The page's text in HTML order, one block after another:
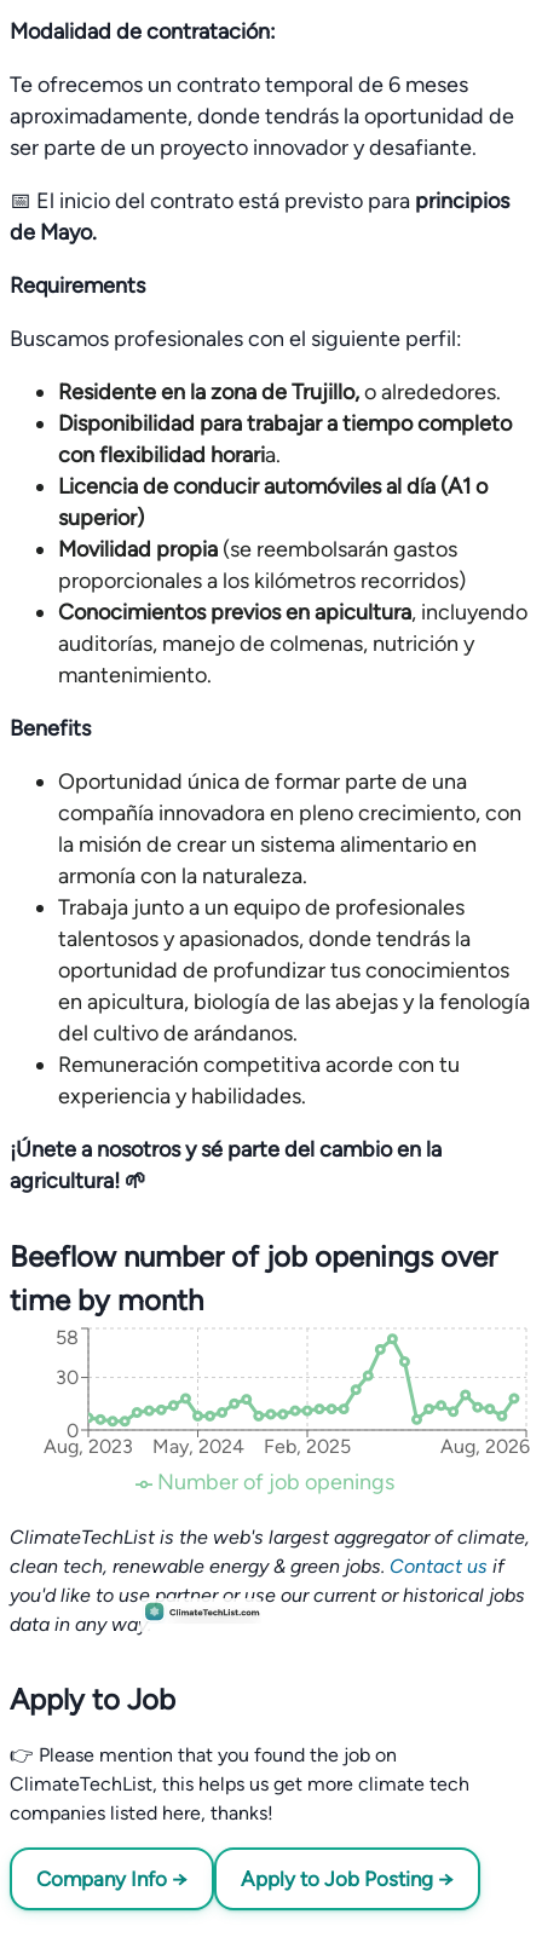
Modalidad de contratación:
Te ofrecemos un contrato temporal de 6 meses
aproximadamente, donde tendrás la oportunidad de
ser parte de un proyecto innovador y desafiante.
📅 El inicio del contrato está previsto para principios
de Mayo.
Requirements
Buscamos profesionales con el siguiente perfil:
Residente en la zona de Trujillo,o alrededores.
Disponibilidad para trabajar a tiempo completo
con flexibilidad horaria.
Licencia de conducir automóviles al día (A1 o
superior)
Movilidad propia (se reembolsarán gastos
proporcionales a los kilómetros recorridos)
Conocimientos previos en apicultura, incluyendo
auditorías, manejo de colmenas, nutrición y
mantenimiento.
Benefits
Oportunidad única de formar parte de una
compañía innovadora en pleno crecimiento, con
la misión de crear un sistema alimentario en
armonía con la naturaleza.
Trabaja junto a un equipo de profesionales
talentosos y apasionados, donde tendrás la
oportunidad de profundizar tus conocimientos
en apicultura, biología de las abejas y la fenología
del cultivo de arándanos.
Remuneración competitiva acorde con tu
experiencia y habilidades.
¡Únete a nosotros y sé parte del cambio en la
agricultura! 🌱
Beeflow number of job openings over
time by month
Aug, 2023 May, 2024 Feb, 2025 Aug, 2026
0
30
58
Number of job openings
ClimateTechList is the web's largest aggregator of climate,
clean tech, renewable energy & green jobs. Contact us if
you'd like to use partner or use our current or historical jobs
data in any way.
Apply to Job
👉 Please mention that you found the job on
ClimateTechList, this helps us get more climate tech
companies listed here, thanks!
Company Info → Apply to Job Posting →